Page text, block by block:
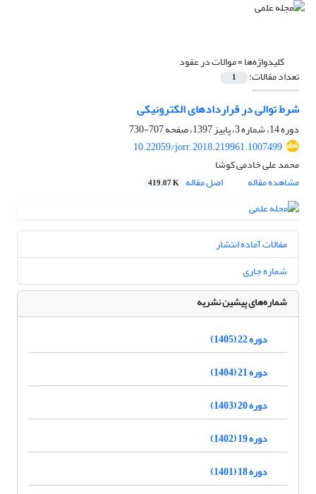
کلیدواژه‌ها =موالات در عقود
تعداد مقالات: 1
شرط توالی در قراردادهای الکترونیکی
دوره 14، شماره 3، پاییز 1397، صفحه
707-730
10.22059/jorr.2018.219961.1007499
محمد علی خادمی کوشا
مشاهده مقاله
اصل مقاله 419.07 K
مقالات آماده انتشار
شماره جاری
شماره‌های پیشین نشریه
دوره 22 (1405)
دوره 21 (1404)
دوره 20 (1403)
دوره 19 (1402)
دوره 18 (1401)